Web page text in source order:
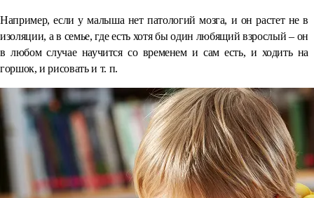
Например, если у малыша нет патологий мозга, и он растет не в
изоляции, а в семье, где есть хотя бы один любящий взрослый – он
в любом случае научится со временем и сам есть, и ходить на
горшок, и рисовать и т. п.